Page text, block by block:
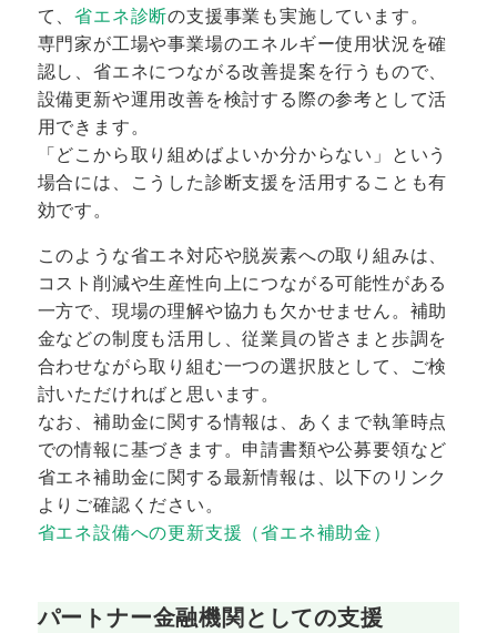
て、省エネ診断の支援事業も実施しています。
専門家が工場や事業場のエネルギー使用状況を確
認し、省エネにつながる改善提案を行うもので、
設備更新や運用改善を検討する際の参考として活
用できます。
「どこから取り組めばよいか分からない」という
場合には、こうした診断支援を活用することも有
効です。
このような省エネ対応や脱炭素への取り組みは、
コスト削減や生産性向上につながる可能性がある
一方で、現場の理解や協力も欠かせません。補助
金などの制度も活用し、従業員の皆さまと歩調を
合わせながら取り組む一つの選択肢として、ご検
討いただければと思います。
なお、補助金に関する情報は、あくまで執筆時点
での情報に基づきます。申請書類や公募要領など
省エネ補助金に関する最新情報は、以下のリンク
よりご確認ください。
省エネ設備への更新支援（省エネ補助金）
パートナー金融機関としての支援